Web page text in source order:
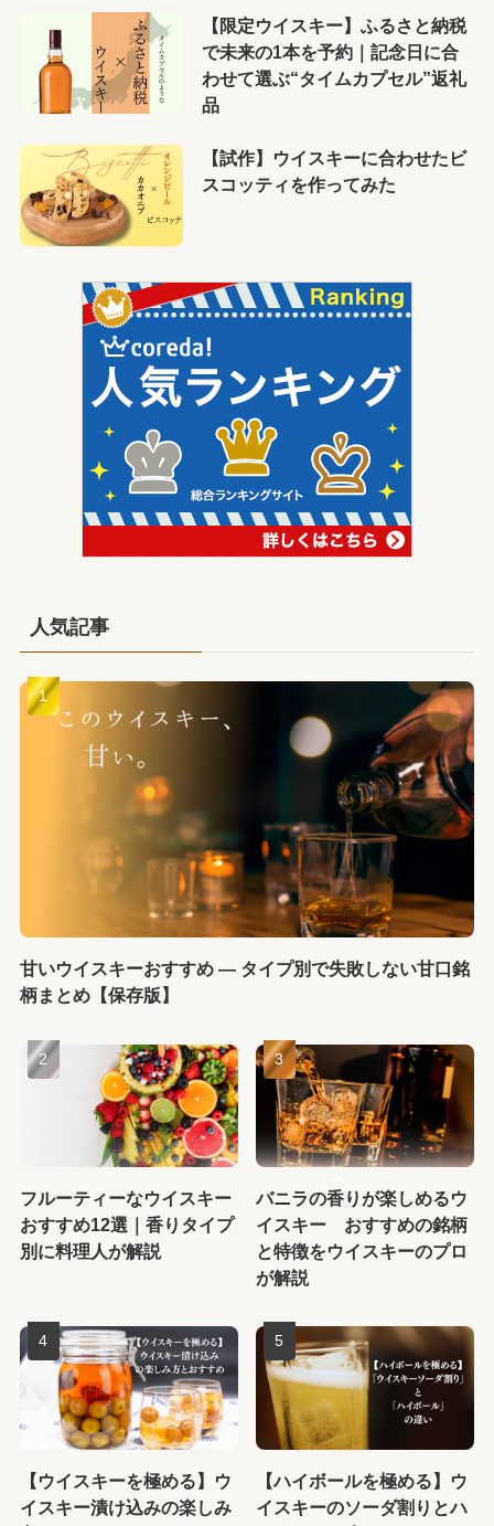
【限定ウイスキー】ふるさと納税
で未来の1本を予約｜記念日に合
わせて選ぶ“タイムカプセル”返礼
品
【試作】ウイスキーに合わせたビ
スコッティを作ってみた
人気記事
甘いウイスキーおすすめ ― タイプ別で失敗しない甘口銘
柄まとめ【保存版】
フルーティーなウイスキー
おすすめ12選｜香りタイプ
別に料理人が解説
バニラの香りが楽しめるウ
イスキー おすすめの銘柄
と特徴をウイスキーのプロ
が解説
【ウイスキーを極める】ウ
イスキー漬け込みの楽しみ
【ハイボールを極める】ウ
イスキーのソーダ割りとハ